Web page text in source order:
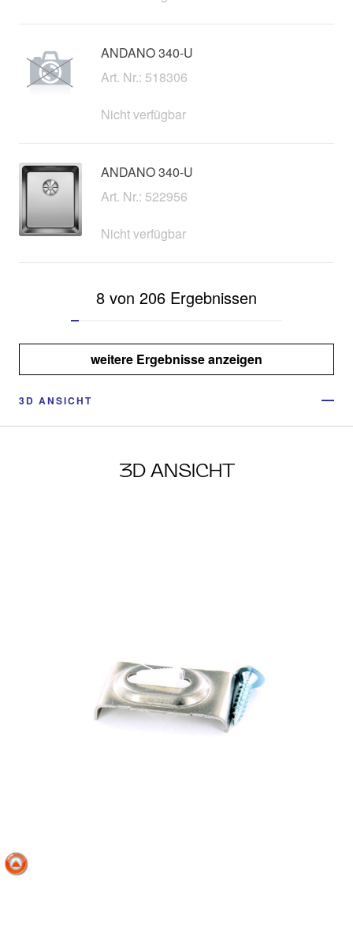
ANDANO 340-U
Art. Nr.: 518306
Nicht verfügbar
ANDANO 340-U
Art. Nr.: 522956
Nicht verfügbar
8 von 206 Ergebnissen
weitere Ergebnisse anzeigen
3D ANSICHT
3D ANSICHT